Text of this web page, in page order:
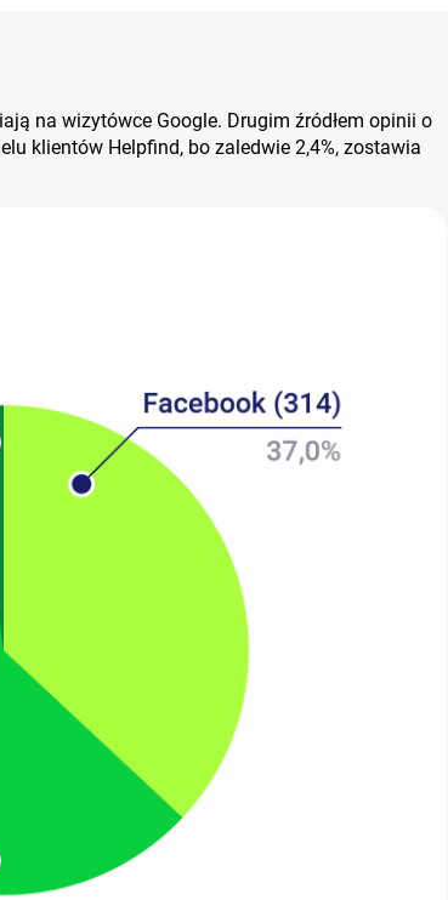
na wizytówce Google. Drugim źródłem opinii o
klientów Helpfind, bo zaledwie 2,4%, zostawia